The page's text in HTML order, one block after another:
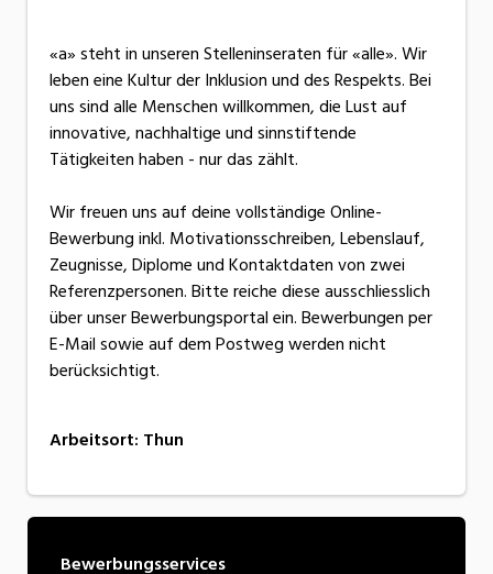
«a» steht in unseren Stelleninseraten für «alle». Wir
leben eine Kultur der Inklusion und des Respekts. Bei
uns sind alle Menschen willkommen, die Lust auf
innovative, nachhaltige und sinnstiftende
Tätigkeiten haben - nur das zählt.
Wir freuen uns auf deine vollständige Online-
Bewerbung inkl. Motivationsschreiben, Lebenslauf,
Zeugnisse, Diplome und Kontaktdaten von zwei
Referenzpersonen. Bitte reiche diese ausschliesslich
über unser Bewerbungsportal ein. Bewerbungen per
E-Mail sowie auf dem Postweg werden nicht
berücksichtigt.
Arbeitsort: Thun
Bewerbungsservices